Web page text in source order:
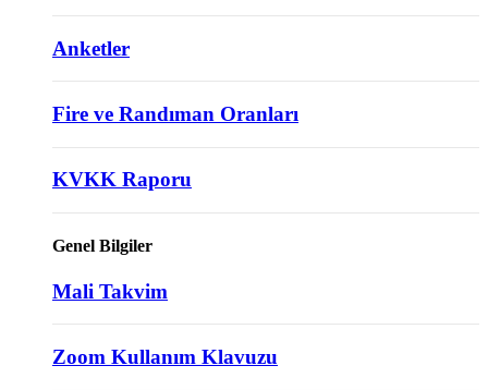
Anketler
Fire ve Randıman Oranları
KVKK Raporu
Genel Bilgiler
Mali Takvim
Zoom Kullanım Klavuzu